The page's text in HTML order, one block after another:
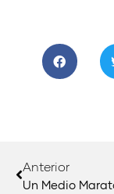
Anterior
Un Medio